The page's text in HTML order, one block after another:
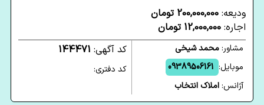
ودیعه: 200,000,000 تومان
اجاره: 12,000,000 تومان
مشاور:محمد شیخی
موبایل: 09389506161
آژانس:املاک انتخاب
کد آگهی: 144471
کد دفتری: